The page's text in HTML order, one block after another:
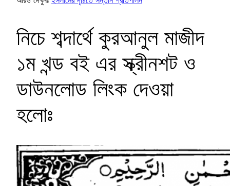
নিচে শব্দার্থে কুরআনুল মাজীদ
১ম খন্ড বই এর স্ক্রীনশট ও
ডাউনলোড লিংক দেওয়া
হলোঃ